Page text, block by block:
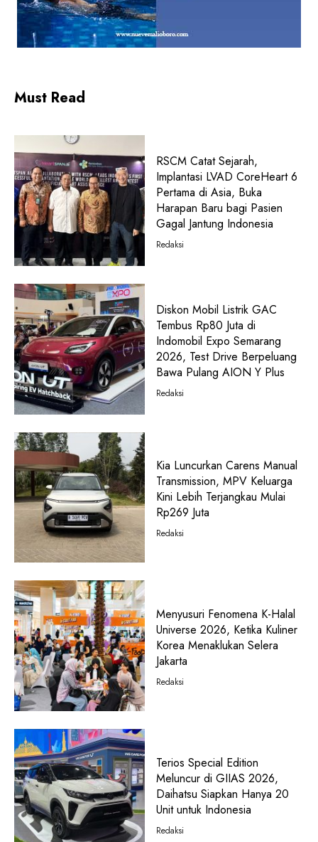
Must Read
RSCM Catat Sejarah,
Implantasi LVAD CoreHeart 6
Pertama di Asia, Buka
Harapan Baru bagi Pasien
Gagal Jantung Indonesia
Redaksi
Diskon Mobil Listrik GAC
Tembus Rp80 Juta di
Indomobil Expo Semarang
2026, Test Drive Berpeluang
Bawa Pulang AION Y Plus
Redaksi
Kia Luncurkan Carens Manual
Transmission, MPV Keluarga
Kini Lebih Terjangkau Mulai
Rp269 Juta
Redaksi
Menyusuri Fenomena K-Halal
Universe 2026, Ketika Kuliner
Korea Menaklukan Selera
Jakarta
Redaksi
Terios Special Edition
Meluncur di GIIAS 2026,
Daihatsu Siapkan Hanya 20
Unit untuk Indonesia
Redaksi